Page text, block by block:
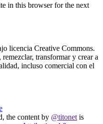
in this browser for the next
licencia Creative Commons.
transformar y crear a
incluso comercial con el
the content by @titonet is